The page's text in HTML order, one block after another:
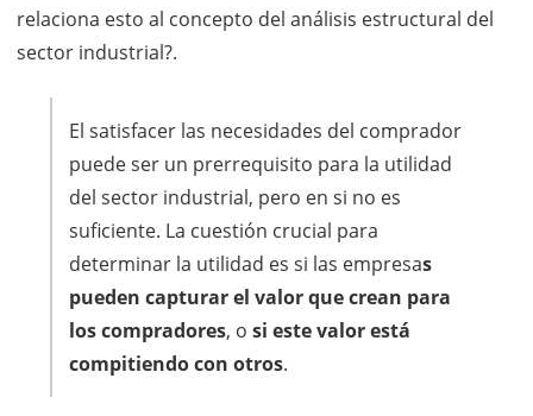
relaciona esto al concepto del análisis estructural del
sector industrial?.
El satisfacer las necesidades del comprador
puede ser un prerrequisito para la utilidad
del sector industrial, pero en si no es
suficiente. La cuestión crucial para
determinar la utilidad es si las empresas
pueden capturar el valor que crean para
los compradores, o si este valor está
compitiendo con otros.